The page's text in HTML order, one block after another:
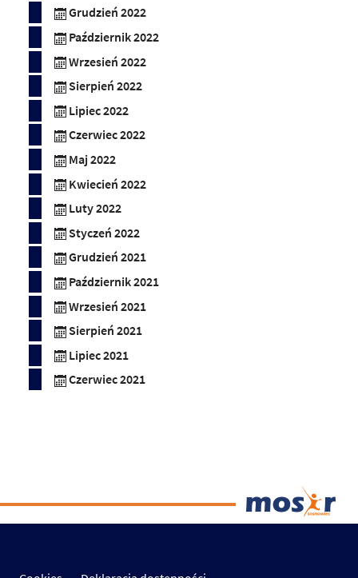
Grudzień 2022
Październik 2022
Wrzesień 2022
Sierpień 2022
Lipiec 2022
Czerwiec 2022
Maj 2022
Kwiecień 2022
Luty 2022
Styczeń 2022
Grudzień 2021
Październik 2021
Wrzesień 2021
Sierpień 2021
Lipiec 2021
Czerwiec 2021